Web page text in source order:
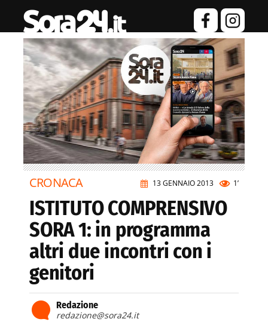
13 GENNAIO 2013 1’
CRONACA
ISTITUTO COMPRENSIVO
SORA 1: in programma
altri due incontri con i
genitori
Redazione
redazione@sora24.it